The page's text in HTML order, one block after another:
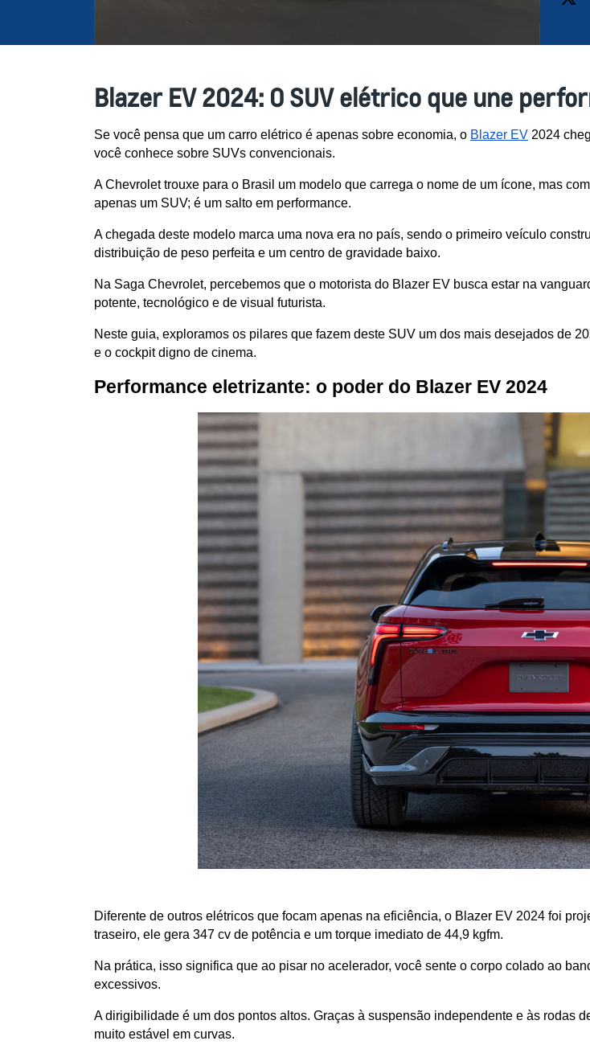
Blazer EV 2024: O SUV elétrico que une
Se você pensa que um carro elétrico é apenas sobre economia, o Blazer EV 2024
você conhece sobre SUVs convencionais.
A Chevrolet trouxe para o Brasil um modelo que carrega o nome de um ícone, mas
apenas um SUV; é um salto em performance.
A chegada deste modelo marca uma nova era no país, sendo o primeiro veículo
distribuição de peso perfeita e um centro de gravidade baixo.
Na Saga Chevrolet, percebemos que o motorista do Blazer EV busca estar na
potente, tecnológico e de visual futurista.
Neste guia, exploramos os pilares que fazem deste SUV um dos mais desejados de
e o cockpit digno de cinema.
Performance eletrizante: o poder do Blazer EV 2024
Diferente de outros elétricos que focam apenas na eficiência, o Blazer EV 2024 foi
traseiro, ele gera 347 cv de potência e um torque imediato de 44,9 kgfm.
Na prática, isso significa que ao pisar no acelerador, você sente o corpo colado ao
excessivos.
A dirigibilidade é um dos pontos altos. Graças à suspensão independente e às rodas
muito estável em curvas.